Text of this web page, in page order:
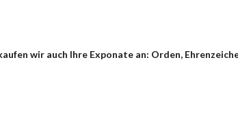
wir auch Ihre Exponate an: Orden,